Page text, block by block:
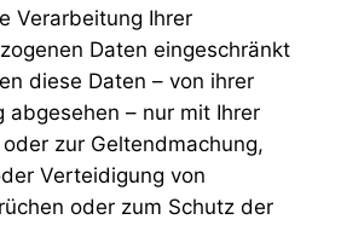
Verarbeitung Ihrer
Daten eingeschränkt
diese Daten – von ihrer
abgesehen – nur mit Ihrer
zur Geltendmachung,
Verteidigung von
oder zum Schutz der